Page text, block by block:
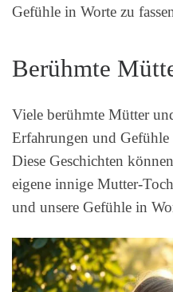
Gefühle in Worte zu
Berühmte
Viele berühmte Mütter
Erfahrungen und
Diese Geschichten
eigene innige Mutter-
und unsere Gefühle in